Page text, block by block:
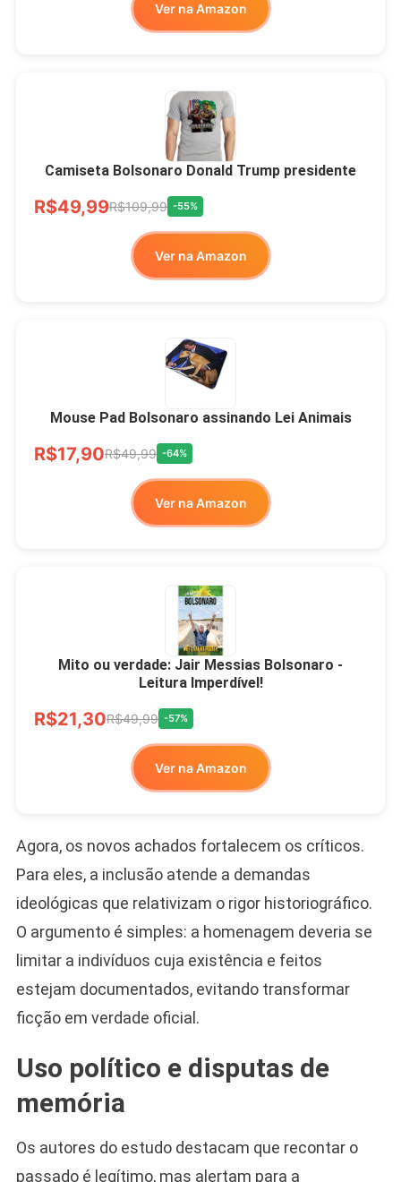
LIVRE
Ver na Amazon
Camiseta Bolsonaro Donald Trump presidente
R$49,99R$109,99 -55%
Ver na Amazon
Mouse Pad Bolsonaro assinando Lei Animais
R$17,90R$49,99 -64%
Ver na Amazon
Mito ou verdade: Jair Messias Bolsonaro -
Leitura Imperdível!
R$21,30R$49,99 -57%
Ver na Amazon
Agora, os novos achados fortalecem os críticos.
Para eles, a inclusão atende a demandas
ideológicas que relativizam o rigor historiográfico.
O argumento é simples: a homenagem deveria se
limitar a indivíduos cuja existência e feitos
estejam documentados, evitando transformar
ficção em verdade oficial.
Uso político e disputas de
memória
Os autores do estudo destacam que recontar o
passado é legítimo, mas alertam para a